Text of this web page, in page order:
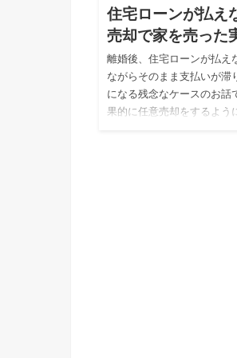
住宅ローンが払え
売却で家を売った
離婚後、住宅ローンが払え
ながらそのまま支払いが滞
になる残念なケースのお話
果的に任意売却をするよう